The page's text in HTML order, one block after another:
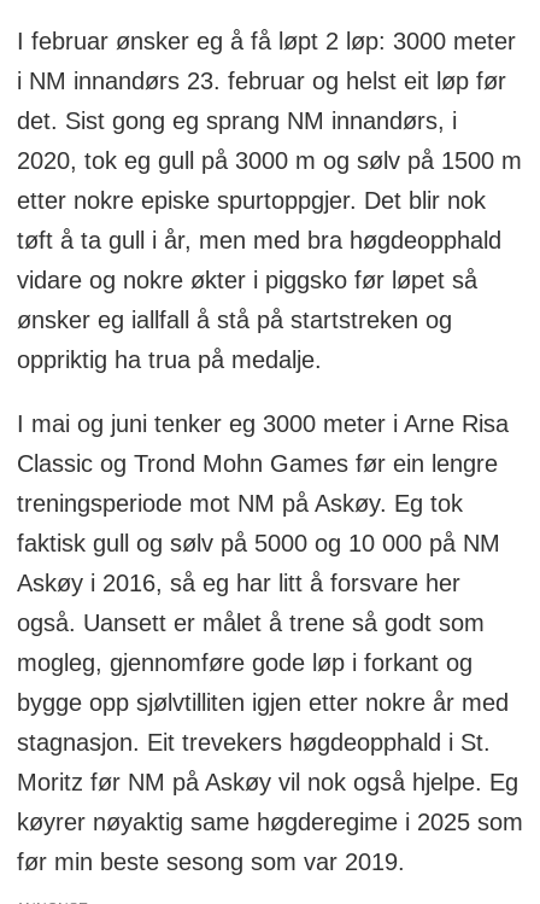
I februar ønsker eg å få løpt 2 løp: 3000 meter
i NM innandørs 23. februar og helst eit løp før
det. Sist gong eg sprang NM innandørs, i
2020, tok eg gull på 3000 m og sølv på 1500 m
etter nokre episke spurtoppgjer. Det blir nok
tøft å ta gull i år, men med bra høgdeopphald
vidare og nokre økter i piggsko før løpet så
ønsker eg iallfall å stå på startstreken og
oppriktig ha trua på medalje.
I mai og juni tenker eg 3000 meter i Arne Risa
Classic og Trond Mohn Games før ein lengre
treningsperiode mot NM på Askøy. Eg tok
faktisk gull og sølv på 5000 og 10 000 på NM
Askøy i 2016, så eg har litt å forsvare her
også. Uansett er målet å trene så godt som
mogleg, gjennomføre gode løp i forkant og
bygge opp sjølvtilliten igjen etter nokre år med
stagnasjon. Eit trevekers høgdeopphald i St.
Moritz før NM på Askøy vil nok også hjelpe. Eg
køyrer nøyaktig same høgderegime i 2025 som
før min beste sesong som var 2019.